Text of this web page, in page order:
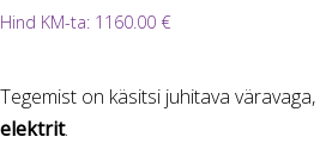
Hind KM-ta: 1160.00 €
Tegemist on käsitsi juhitava väravaga,
elektrit.